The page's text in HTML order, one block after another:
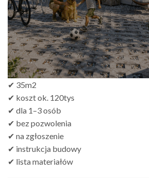
✔ 35m2
✔ koszt ok. 120tys
✔ dla 1–3 osób
✔ bez pozwolenia
✔ na zgłoszenie
✔ instrukcja budowy
✔ lista materiałów